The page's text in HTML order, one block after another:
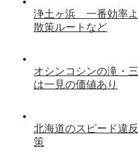
浄土ヶ浜 一番効率よ
散策ルートなど
オシンコシンの滝・
は一見の価値あり
北海道のスピード違
策